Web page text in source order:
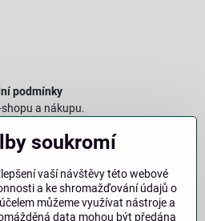
podmínky
a nákupu.
údajů
vaše osobní údaje.
a zpracování údajů na webu.
vrácení
soukromí
vaší návštěvy této webové
a ke shromažďování údajů o
můžeme využívat nástroje a
data mohou být předána